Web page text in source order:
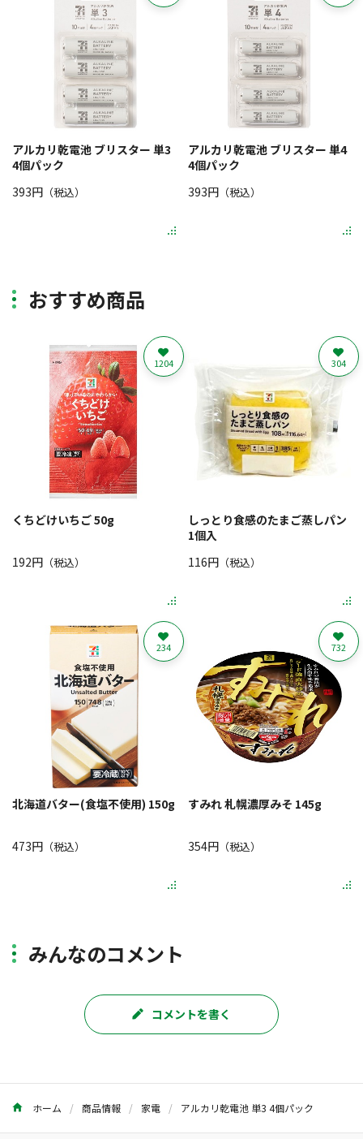
アルカリ乾電池 ブリスター 単3
4個パック
393円 （税込）
アルカリ乾電池 ブリスター 単4
4個パック
393円（税込）
おすすめ商品
くちどけいちご 50g
192円 （税込）
1204
しっとり食感のたまご蒸しパン
1個入
116円（税込）
304
北海道バター(食塩不使用) 150g
473円 （税込）
234
すみれ 札幌濃厚みそ 145g
354円（税込）
732
みんなのコメント
コメントを書く
ホーム 商品情報 家電 アルカリ乾電池 単3 4個パック